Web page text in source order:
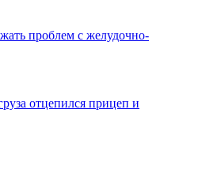
проблем с желудочно-
отцепился прицеп и